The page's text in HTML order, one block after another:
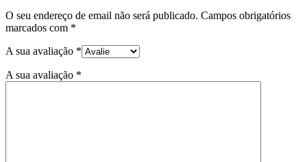
O seu endereço de email não será publicado. Campos obrigatórios
marcados com *
A sua avaliação *
A sua avaliação *